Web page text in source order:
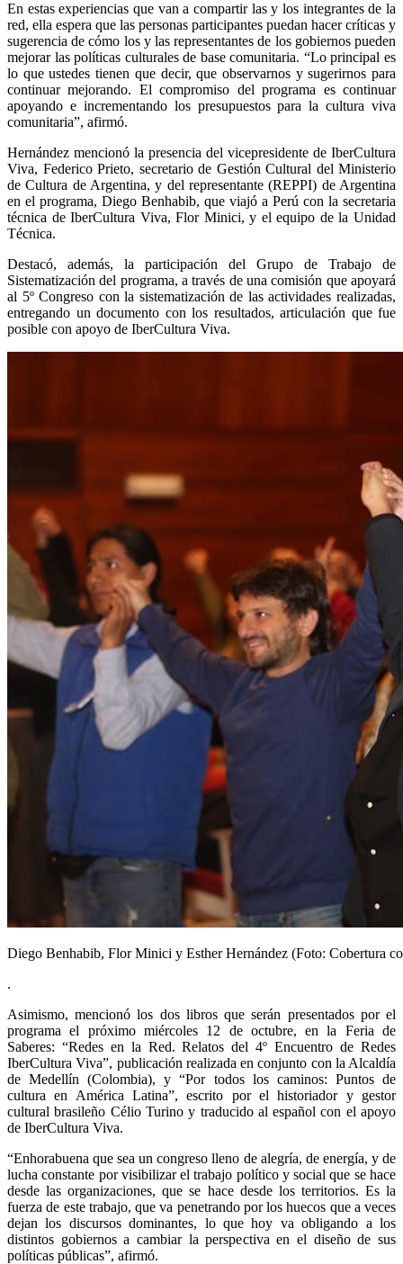
En estas experiencias que van a compartir las y los integrantes de la
red, ella espera que las personas participantes puedan hacer críticas y
sugerencia de cómo los y las representantes de los gobiernos pueden
mejorar las políticas culturales de base comunitaria. “Lo principal es
lo que ustedes tienen que decir, que observarnos y sugerirnos para
continuar mejorando. El compromiso del programa es continuar
apoyando e incrementando los presupuestos para la cultura viva
comunitaria”, afirmó.
Hernández mencionó la presencia del vicepresidente de IberCultura
Viva, Federico Prieto, secretario de Gestión Cultural del Ministerio
de Cultura de Argentina, y del representante (REPPI) de Argentina
en el programa, Diego Benhabib, que viajó a Perú con la secretaria
técnica de IberCultura Viva, Flor Minici, y el equipo de la Unidad
Técnica.
Destacó, además, la participación del Grupo de Trabajo de
Sistematización del programa, a través de una comisión que apoyará
al 5º Congreso con la sistematización de las actividades realizadas,
entregando un documento con los resultados, articulación que fue
posible con apoyo de IberCultura Viva.
Diego Benhabib, Flor Minici y Esther Hernández (Foto: Cobertura
.
Asimismo, mencionó los dos libros que serán presentados por el
programa el próximo miércoles 12 de octubre, en la Feria de
Saberes: “Redes en la Red. Relatos del 4º Encuentro de Redes
IberCultura Viva”, publicación realizada en conjunto con la Alcaldía
de Medellín (Colombia), y “Por todos los caminos: Puntos de
cultura en América Latina”, escrito por el historiador y gestor
cultural brasileño Célio Turino y traducido al español con el apoyo
de IberCultura Viva.
“Enhorabuena que sea un congreso lleno de alegría, de energía, y de
lucha constante por visibilizar el trabajo político y social que se hace
desde las organizaciones, que se hace desde los territorios. Es la
fuerza de este trabajo, que va penetrando por los huecos que a veces
dejan los discursos dominantes, lo que hoy va obligando a los
distintos gobiernos a cambiar la perspectiva en el diseño de sus
políticas públicas”, afirmó.